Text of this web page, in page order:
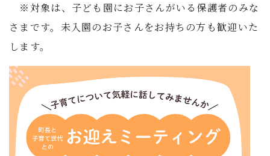
※対象は、子ども園にお子さんがいる保護者のみな
さまです。未入園のお子さんをお持ちの方も歓迎いた
します。